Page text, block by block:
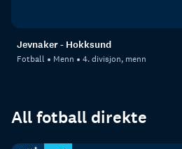
Jevnaker - Hokksund
Fotball Menn 4. divisjon, menn
All fotball direkte